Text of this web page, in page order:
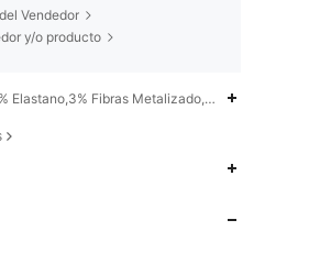
Vendedor
y/o producto
Elastano,3% Fibras Metalizado,Acaracolado,Liso